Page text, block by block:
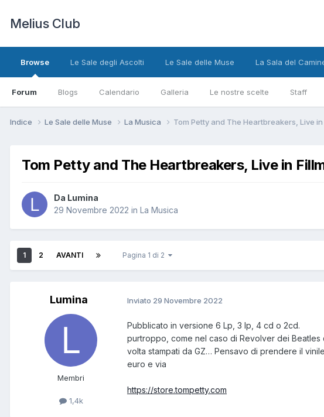
Melius Club
Browse
Forum Blogs Calendario Galleria Le nostre scelte Staff
Le Sale degli Ascolti Le Sale delle Muse La Sala del
Indice Le Sale delle Muse La Musica Tom Petty and The Heartbreakers, Live in
Tom Petty and The Heartbreakers, Live in
Da Lumina
29 Novembre 2022 in La Musica
1 2 AVANTI Pagina 1 di 2
Lumina
Membri
1,4k
Inviato 29 Novembre 2022
Pubblicato in versione 6 Lp, 3 lp, 4 cd o 2cd.
purtroppo, come nel caso di Revolver dei
volta stampati da GZ… Pensavo di prendere il
euro e via
https://store.tompetty.com